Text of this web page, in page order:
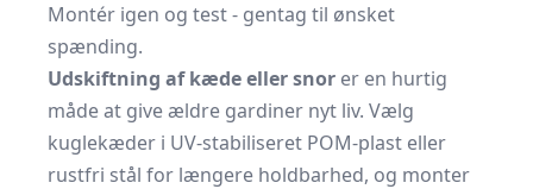
Montér igen og test - gentag til ønsket
spænding.
Udskiftning af kæde eller snor er en hurtig
måde at give ældre gardiner nyt liv. Vælg
kuglekæder i UV-stabiliseret POM-plast eller
rustfri stål for længere holdbarhed, og monter